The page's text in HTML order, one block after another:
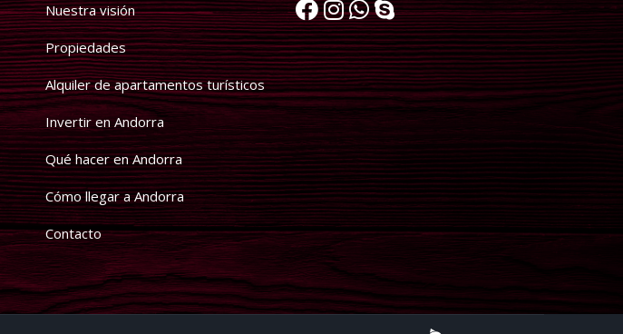
Nuestra visión
Propiedades
Alquiler de apartamentos turísticos
Invertir en Andorra
Qué hacer en Andorra
Cómo llegar a Andorra
Contacto